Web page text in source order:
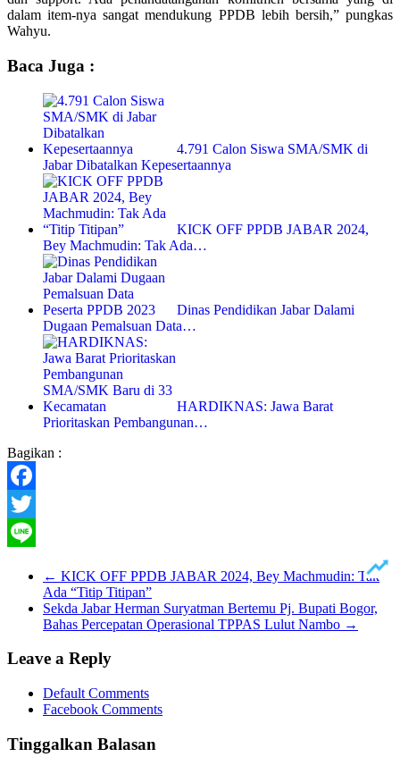
dalam item-nya sangat mendukung PPDB lebih bersih,” pungkas
Wahyu.
Baca Juga :
4.791 Calon Siswa SMA/SMK di
Jabar Dibatalkan Kepesertaannya
KICK OFF PPDB JABAR 2024,
Bey Machmudin: Tak Ada…
Dinas Pendidikan Jabar Dalami
Dugaan Pemalsuan Data…
HARDIKNAS: Jawa Barat
Prioritaskan Pembangunan…
Bagikan :
Facebook
Twitter
← KICK OFF PPDB JABAR 2024, Bey Machmudin: Tak
Ada “Titip Titipan”
Sekda Jabar Herman Suryatman Bertemu Pj. Bupati Bogor,
Bahas Percepatan Operasional TPPAS Lulut Nambo →
Leave a Reply
Default Comments
Facebook Comments
Tinggalkan Balasan